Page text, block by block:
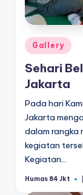
Posted
in
Gallery
Sehari
Jakarta
Pada hari
Jakarta
dalam rangka
kegiatan
Kegiatan…
Posted
Humas 84 Jkt